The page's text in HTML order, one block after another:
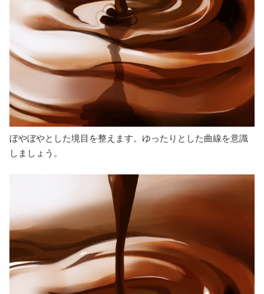
ぼやぼやとした境目を整えます。ゆったりとした曲線を意識
しましょう。